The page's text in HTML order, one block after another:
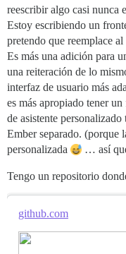
reescribir algo casi nunca
Estoy escribiendo un
pretendo que reemplace
Es más una adición para
una reiteración de lo
interfaz de usuario más
es más apropiado tener
de asistente
Ember separado.
personalizada
… así
Tengo un repositorio
github.com